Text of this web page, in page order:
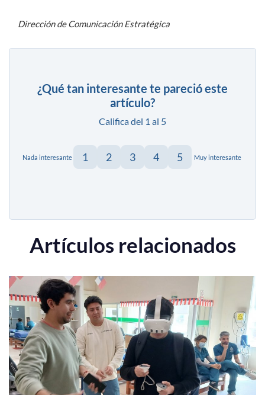
Dirección de Comunicación Estratégica
¿Qué tan interesante te pareció este
artículo?
Califica del 1 al 5
Nada interesante 1 2 3 4 5 Muy interesante
Artículos relacionados